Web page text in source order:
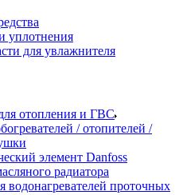
уплотнения
для увлажнителя
отопления и ГВС
/ отопителей /
элемент Danfoss
радиатора
водонагревателей проточных